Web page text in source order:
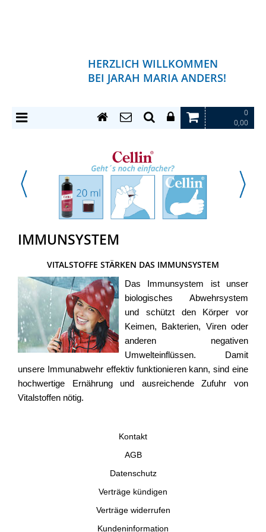
HERZLICH WILLKOMMEN
BEI JARAH MARIA ANDERS!
0
0,00
IMMUNSYSTEM
VITALSTOFFE STÄRKEN DAS IMMUNSYSTEM
Das Immunsystem ist unser
biologisches Abwehrsystem
und schützt den Körper vor
Keimen, Bakterien, Viren oder
anderen negativen
Umwelteinflüssen. Damit
unsere Immunabwehr effektiv funktionieren kann, sind eine
hochwertige Ernährung und ausreichende Zufuhr von
Vitalstoffen nötig.
Kontakt
AGB
Datenschutz
Verträge kündigen
Verträge widerrufen
Kundeninformation